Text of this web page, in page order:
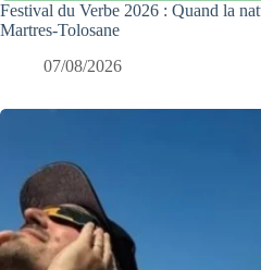
Festival du Verbe 2026 : Quand la
Martres-Tolosane
07/08/2026